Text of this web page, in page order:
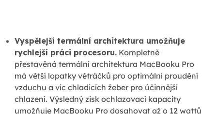
Vyspělejší termální architektura umožňuje
rychlejší práci procesoru. Kompletně
přestavěná termální architektura MacBooku Pro
má větší lopatky větráčků pro optimální proudění
vzduchu a víc chladicích žeber pro účinnější
chlazení. Výsledný zisk ochlazovací kapacity
umožňuje MacBooku Pro dosahovat až o 12 wattů